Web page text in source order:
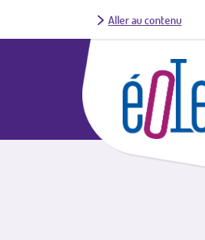
Aller au contenu